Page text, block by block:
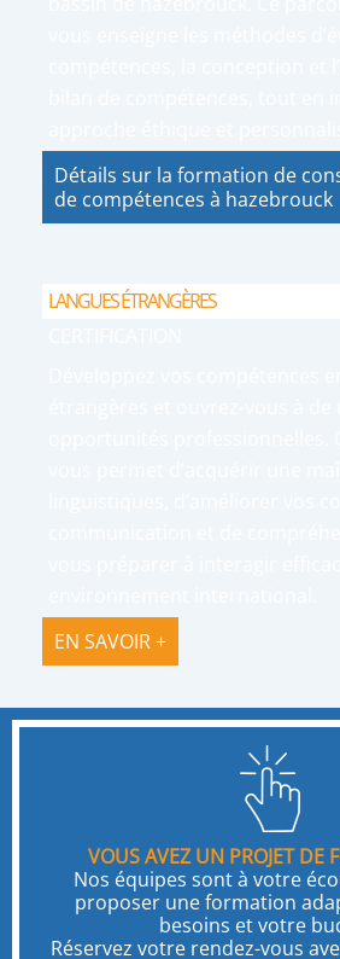
Détails sur la formation de
de compétences à hazebrouck
LANGUES ÉTRANGÈRES
EN SAVOIR +
VOUS AVEZ UN PROJET DE
Nos équipes sont à votre
proposer une formation
besoins et votre
Réservez votre rendez-vous